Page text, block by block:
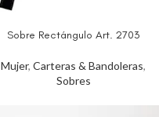
Sobre Rectángulo Art. 2703
Mujer, Carteras & Bandoleras,
Sobres